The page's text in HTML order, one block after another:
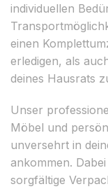
individuellen
einen
erledigen, als
deines Hausrats
Unser
Möbel und
unversehrt in
ankommen.
sorgfältige